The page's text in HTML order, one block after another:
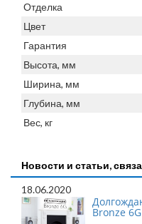
Отделка
Цвет
Гарантия
Высота, мм
Ширина, мм
Глубина, мм
Вес, кг
Новости и статьи,
18.06.2020
Bronze